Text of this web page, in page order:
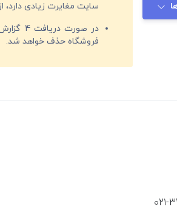
سایت مغایرت زیادی دارد،
در
فروشگاه حذف خواهد شد.
021-